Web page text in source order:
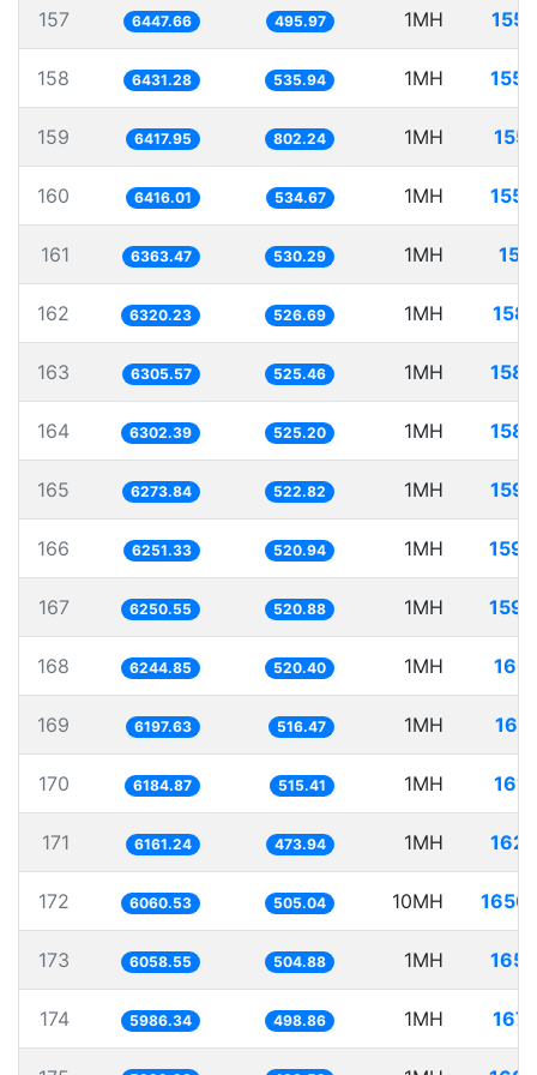
157 6447.66 495.97 1MH
158 6431.28 535.94 1MH
159 6417.95 802.24 1MH
160 6416.01 534.67 1MH
161 6363.47 530.29 1MH
162 6320.23 526.69 1MH
163 6305.57 525.46 1MH
164 6302.39 525.20 1MH
165 6273.84 522.82 1MH
166 6251.33 520.94 1MH
167 6250.55 520.88 1MH
168 6244.85 520.40 1MH
169 6197.63 516.47 1MH
170 6184.87 515.41 1MH
171 6161.24 473.94 1MH
172 6060.53 505.04 10MH
173 6058.55 504.88 1MH
174 5986.34 498.86 1MH